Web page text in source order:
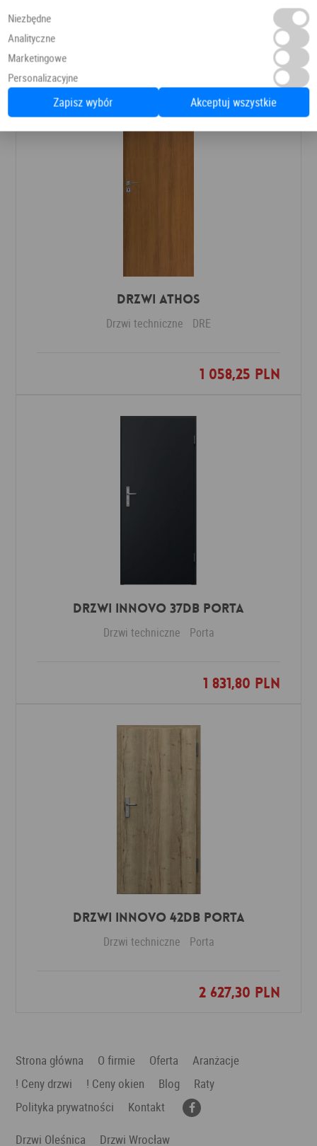
1 469,43 PLN
Drzwi Athos
Drzwi techniczne DRE
1 058,25 PLN
Dodaj do ulubionych
Drzwi INNOVO 37dB PORTA
Drzwi techniczne Porta
1 831,80 PLN
Dodaj do ulubionych
Drzwi INNOVO 42dB PORTA
Drzwi techniczne Porta
2 627,30 PLN
Dodaj do ulubionych
Strona główna O firmie Oferta
Aranżacje
! Ceny drzwi
! Ceny okien Blog
Raty
Polityka prywatności
Kontakt
Drzwi Oleśnica
Drzwi Wrocław
Niezbędne
Analityczne
Marketingowe
Personalizacyjne
Zapisz wybór Akceptuj wszystkie